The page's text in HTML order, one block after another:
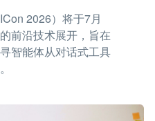
2026）将于7月
前沿技术展开，旨在
智能体从对话式工具